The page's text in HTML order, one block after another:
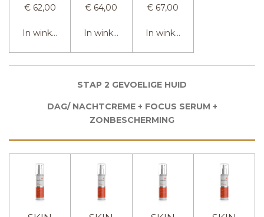
€ 62,00
In winkelwagen
€ 64,00
In winkelwagen
€ 67,00
In winkelwagen
STAP 2 GEVOELIGE HUID
DAG/ NACHTCREME + FOCUS SERUM +
ZONBESCHERMING